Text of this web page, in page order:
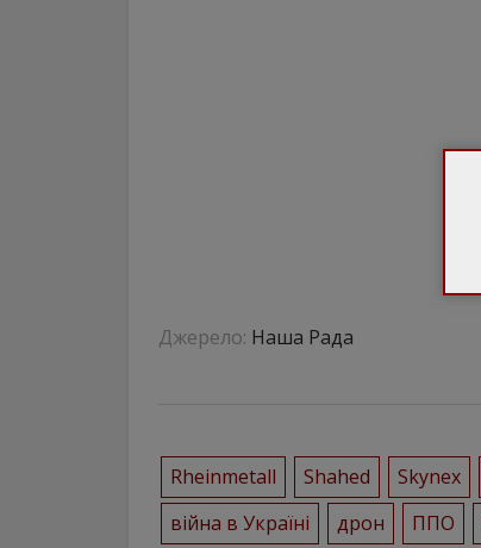
Джерело: Наша Рада
Rheinmetall Shahed Skynex
війна в Україні
дрон ППО